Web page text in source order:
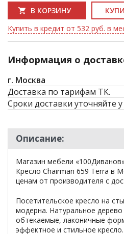
В КОРЗИНУ
Купить в кредит от 532 руб. в
Информация о
г. Москва
Доставка по тарифам ТК.
Сроки доставки уточняйте
Описание:
Магазин мебели
Кресло Chairman 659 Terra в
ценам от производителя с
Посетительское кресло на
модерна. Натуральное
обтекаемые, лаконичные
эффектное и стильное кресло.